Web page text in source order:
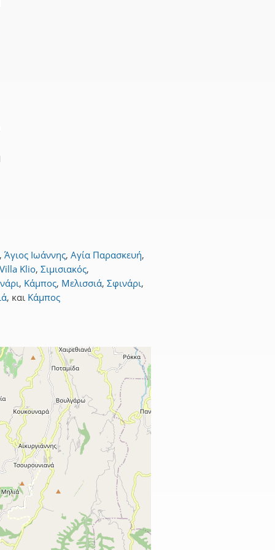
, Άγιος Ιωάννης, Αγία Παρασκευή,
Villa Klio, Σιμισιακός,
, Κάμπος, Μελισσιά, Σφινάρι,
, και Κάμπος